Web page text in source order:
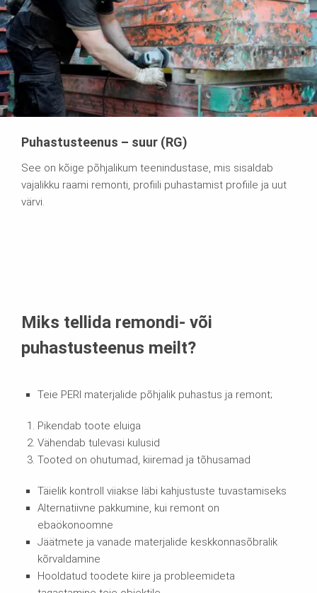
Puhastusteenus – suur (RG)
See on kõige põhjalikum teenindustase, mis sisaldab
vajalikku raami remonti, profiili puhastamist profiile ja uut
värvi.
Miks tellida remondi- või
puhastusteenus meilt?
Teie PERI materjalide põhjalik puhastus ja remont;
Pikendab toote eluiga
Vähendab tulevasi kulusid
Tooted on ohutumad, kiiremad ja tõhusamad
Täielik kontroll viiakse läbi kahjustuste tuvastamiseks
Alternatiivne pakkumine, kui remont on
ebaökonoomne
Jäätmete ja vanade materjalide keskkonnasõbralik
kõrvaldamine
Hooldatud toodete kiire ja probleemideta